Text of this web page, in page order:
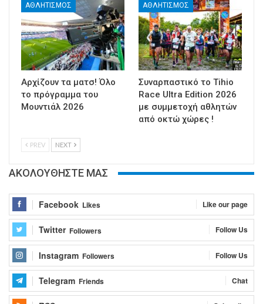
ΑΘΛΗΤΙΣΜΟΣ
Αρχίζουν τα ματσ! Όλο
το πρόγραμμα του
Μουντιάλ 2026
ΑΘΛΗΤΙΣΜΟΣ
Συναρπαστικό το Tihio
Race Ultra Edition 2026
με συμμετοχή αθλητών
από οκτώ χώρες !
PREV NEXT
ΑΚΟΛΟΥΘΗΣΤΕ ΜΑΣ
Facebook Likes Like our page
Twitter Followers Follow Us
Instagram Followers Follow Us
Telegram Friends Chat